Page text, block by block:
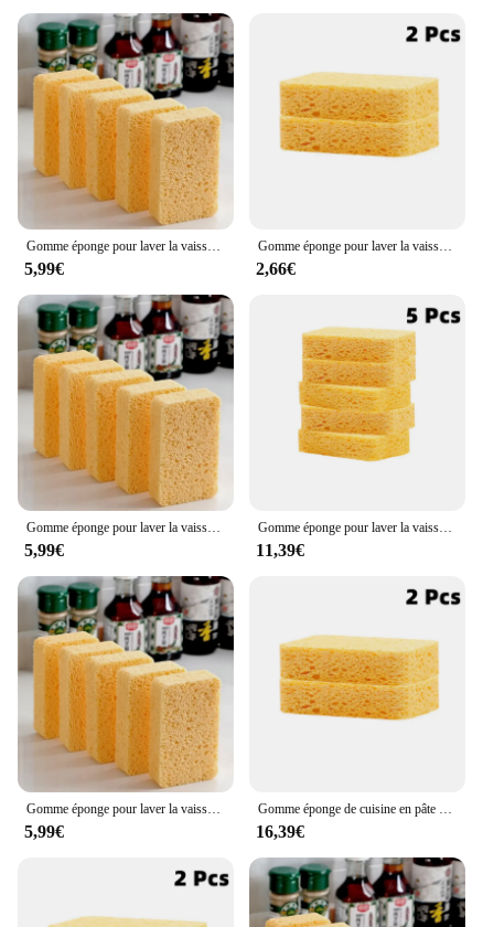
Gomme éponge pour laver la vaisselle, pâte de bois de cuisine, mélamine, lave la vaisselle, plaque de cuisson, élimine la rouille, vaisselle, poêle, outils de nettoyage domestique
5,99€
Gomme éponge pour laver la vaisselle, pâte de bois de cuisine, mélamine, lave la vaisselle, plaque de cuisson, élimine la rouille, vaisselle, poêle, outils de nettoyage domestique
2,66€
Gomme éponge pour laver la vaisselle, pâte de bois de cuisine, mélamine, lave la vaisselle, plaque de cuisson, élimine la rouille, vaisselle, poêle, outils de nettoyage domestique
5,99€
Gomme éponge pour laver la vaisselle, pâte de bois de cuisine, mélamine, lave la vaisselle, plaque de cuisson, élimine la rouille, vaisselle, poêle, outils de nettoyage domestique
11,39€
Gomme éponge pour laver la vaisselle, pâte de bois de cuisine, mélamine, lave la vaisselle, plaque de cuisson, élimine la rouille, vaisselle, poêle, outils de nettoyage domestique
5,99€
Gomme éponge de cuisine en pâte de bois mélamine, pour laver la vaisselle, la table de cuisson élimine la rouille, vaisselle, poêle, outils de nettoyage de la maison
16,39€